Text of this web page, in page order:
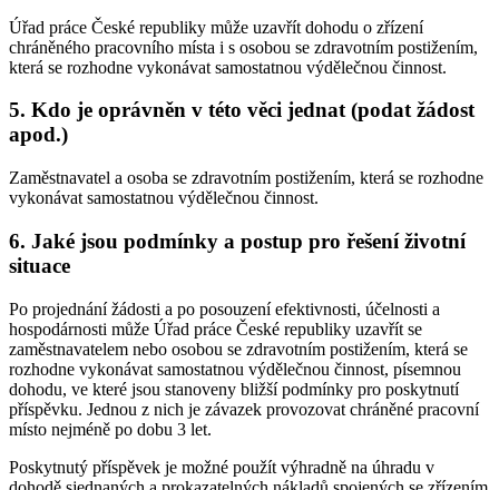
Úřad práce České republiky může uzavřít dohodu o zřízení
chráněného pracovního místa i s osobou se zdravotním postižením,
která se rozhodne vykonávat samostatnou výdělečnou činnost.
5. Kdo je oprávněn v této věci jednat (podat žádost
apod.)
Zaměstnavatel a osoba se zdravotním postižením, která se rozhodne
vykonávat samostatnou výdělečnou činnost.
6. Jaké jsou podmínky a postup pro řešení životní
situace
Po projednání žádosti a po posouzení efektivnosti, účelnosti a
hospodárnosti může Úřad práce České republiky uzavřít se
zaměstnavatelem nebo osobou se zdravotním postižením, která se
rozhodne vykonávat samostatnou výdělečnou činnost, písemnou
dohodu, ve které jsou stanoveny bližší podmínky pro poskytnutí
příspěvku. Jednou z nich je závazek provozovat chráněné pracovní
místo nejméně po dobu 3 let.
Poskytnutý příspěvek je možné použít výhradně na úhradu v